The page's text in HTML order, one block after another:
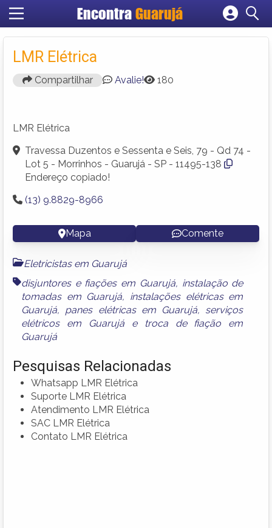
Encontra Guarujá
Cadastrar empresa
LMR Elétrica
Compartilhar Avalie! 180
LMR Elétrica
Travessa Duzentos e Sessenta e Seis, 79 - Qd 74 -
Lot 5 - Morrinhos - Guarujá - SP - 11495-138
Endereço copiado!
(13) 9.8829-8966
Mapa Comente
Eletricistas em Guarujá
disjuntores e fiações em Guarujá, instalação de
tomadas em Guarujá, instalações elétricas em
Guarujá, panes elétricas em Guarujá, serviços
elétricos em Guarujáe
troca de fiação em
Guarujá
Pesquisas Relacionadas
Whatsapp LMR Elétrica
Suporte LMR Elétrica
Atendimento LMR Elétrica
SAC LMR Elétrica
Contato LMR Elétrica